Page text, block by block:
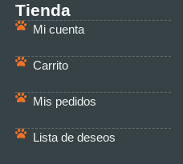
Tienda
Mi cuenta
Carrito
Mis pedidos
Lista de deseos